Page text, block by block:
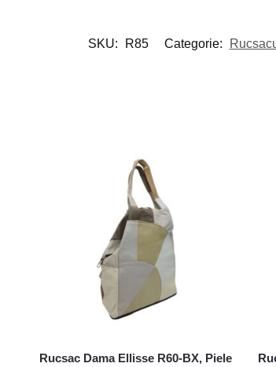
SKU: R85 Categorie:
Rucsac Dama Ellisse R60-BX, Piele